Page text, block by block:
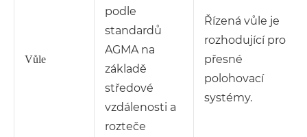
Vůle
podle
standardů
AGMA na
základě
středové
vzdálenosti a
rozteče
Řízená vůle je
rozhodující pro
přesné
polohovací
systémy.